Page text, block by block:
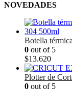
NOVEDADES
Botella
0 out of 5
$13.620
Plotter de
0 out of 5